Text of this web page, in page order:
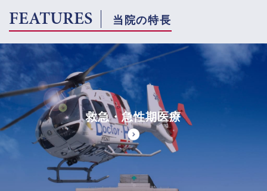
FEATURES 当院の特長
救急・急性期医療